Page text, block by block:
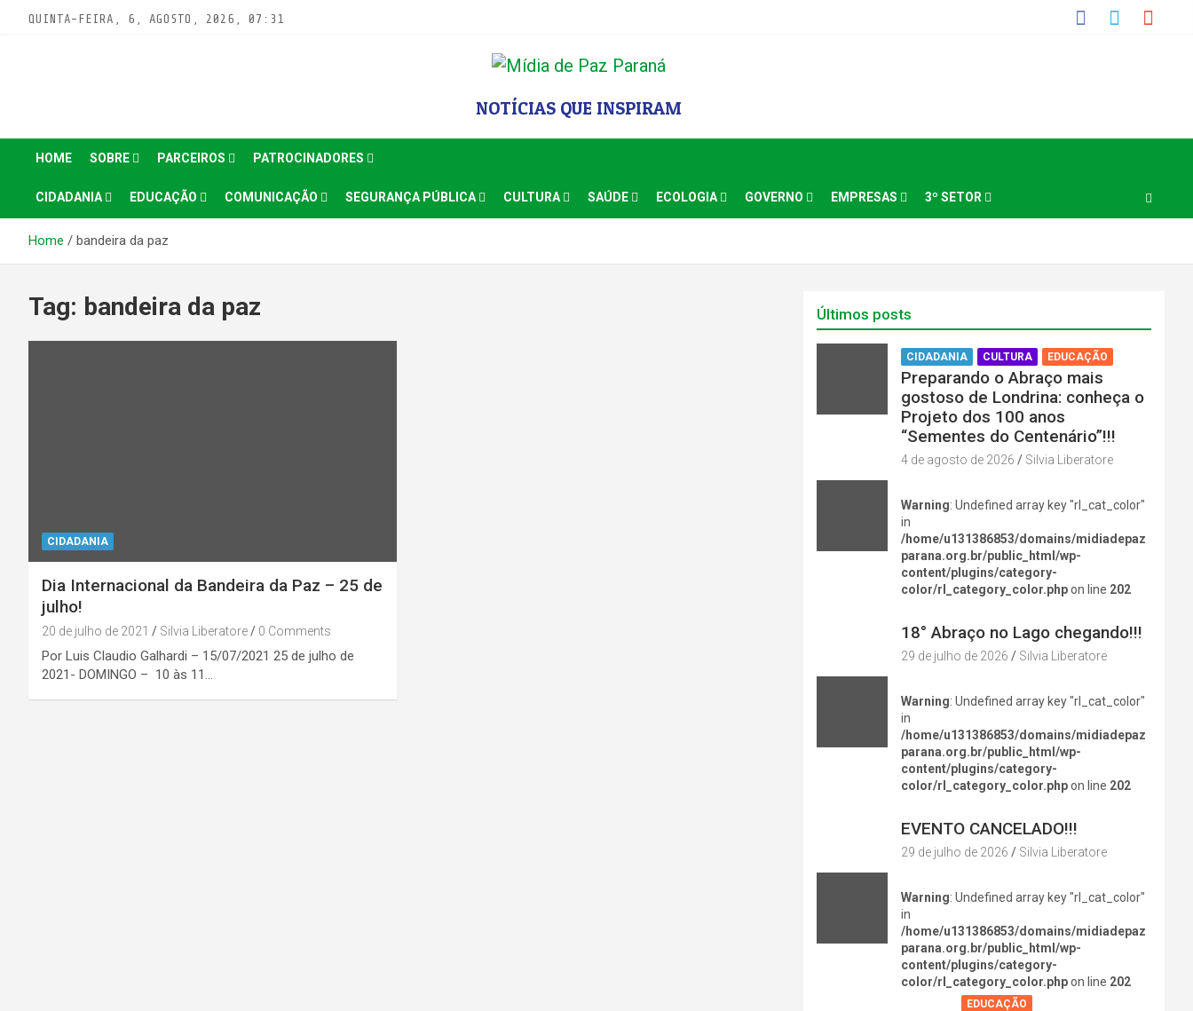
QUINTA-FEIRA, 6, AGOSTO, 2026, 07:31
NOTÍCIAS QUE INSPIRAM
HOME SOBRE PARCEIROS PATROCINADORES
CIDADANIA EDUCAÇÃO COMUNICAÇÃO SEGURANÇA PÚBLICA CULTURA SAÚDE ECOLOGIA GOVERNO EMPRESAS 3º SETOR
Home bandeira da paz
Tag: bandeira da paz
CIDADANIA
Dia Internacional da Bandeira da Paz – 25 de
julho!
20 de julho de 2021 Silvia Liberatore 0 Comments
Por Luis Claudio Galhardi – 15/07/2021 25 de julho de
2021- DOMINGO – 10 às 11…
Últimos posts
CIDADANIA CULTURA EDUCAÇÃO
Preparando o Abraço mais
gostoso de Londrina: conheça o
Projeto dos 100 anos
“Sementes do Centenário”!!!
4 de agosto de 2026 Silvia Liberatore
Warning: Undefined array key "rl_cat_color"
in
/home/u131386853/domains/midiadepaz
parana.org.br/public_html/wp-
content/plugins/category-
color/rl_category_color.phpon line 202
18° Abraço no Lago chegando!!!
29 de julho de 2026 Silvia Liberatore
Warning: Undefined array key "rl_cat_color"
in
/home/u131386853/domains/midiadepaz
parana.org.br/public_html/wp-
content/plugins/category-
color/rl_category_color.phpon line 202
EVENTO CANCELADO!!!
29 de julho de 2026 Silvia Liberatore
Warning: Undefined array key "rl_cat_color"
in
/home/u131386853/domains/midiadepaz
parana.org.br/public_html/wp-
content/plugins/category-
color/rl_category_color.phpon line 202
EDUCAÇÃO